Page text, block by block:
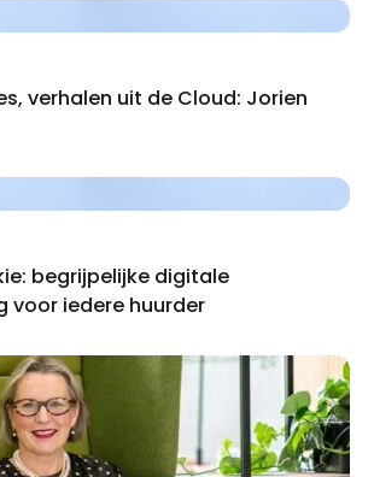
verhalen uit de Cloud: Jorien
begrijpelijke digitale
voor iedere huurder